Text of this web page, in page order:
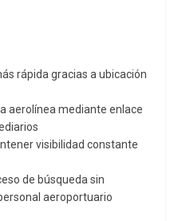
rápida gracias a ubicación
aerolínea mediante enlace
visibilidad constante
de búsqueda sin
aeroportuario